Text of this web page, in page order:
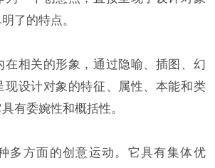
了的特点。
在相关的形象，通过隐喻、插图、幻
现设计对象的特征、属性、本能和类
有委婉性和概括性。
多方面的创意运动。它具有集体优